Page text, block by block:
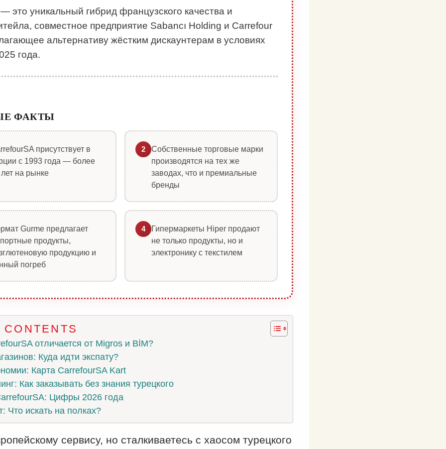
это уникальный гибрид французского качества и
совместное предприятие Sabancı Holding и Carrefour
альтернативу жёстким дискаунтерам в условиях
года.
ФАКТЫ
присутствует в
с 1993 года — более
на рынке
2
Собственные торговые марки
производятся на тех же
заводах, что и премиальные
бренды
Gurme предлагает
продукты,
продукцию и
погреб
4
Гипермаркеты Hiper продают
не только продукты, но и
электронику с текстилем
отличается от Migros и BİM?
Куда идти экспату?
Карта CarrefourSA Kart
Как заказывать без знания турецкого
Цифры 2026 года
Что искать на полках?
сервису, но сталкиваетесь с хаосом турецкого